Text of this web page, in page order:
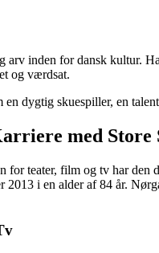
inden for dansk kultur.
og værdsat.
dygtig skuespiller, en
med Store
for teater, film og tv har
2013 i en alder af 84 år.